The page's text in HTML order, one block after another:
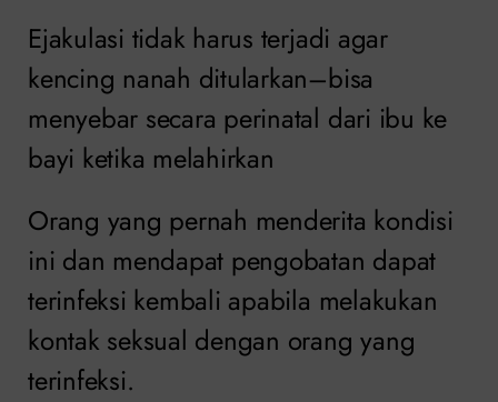
Ejakulasi tidak harus terjadi agar
kencing nanah ditularkan–bisa
menyebar secara perinatal dari ibu ke
bayi ketika melahirkan
Orang yang pernah menderita kondisi
ini dan mendapat pengobatan dapat
terinfeksi kembali apabila melakukan
kontak seksual dengan orang yang
terinfeksi.